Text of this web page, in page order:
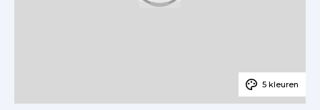
5 kleuren